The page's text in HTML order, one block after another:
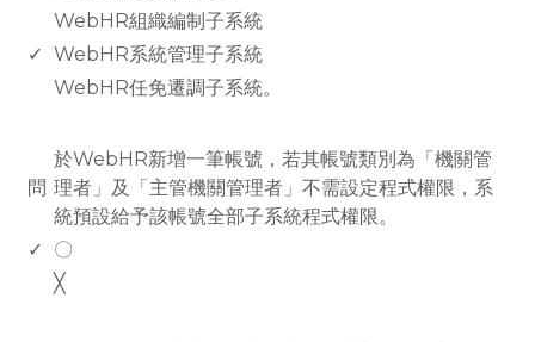
WebHR組織編制子系統
✓ WebHR系統管理子系統
WebHR任免遷調子系統。
問
於WebHR新增一筆帳號，若其帳號類別為「機關管
理者」及「主管機關管理者」不需設定程式權限，系
統預設給予該帳號全部子系統程式權限。
✓
〇
╳